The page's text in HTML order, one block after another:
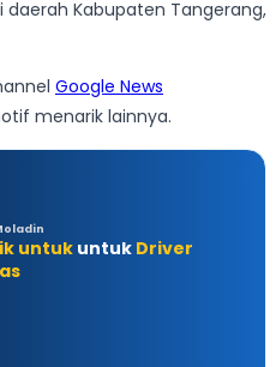
daerah Kabupaten Tangerang,
Google News
menarik lainnya.
untukuntuk Driver